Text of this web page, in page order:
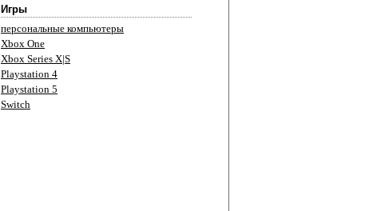
Игры
персональные компьютеры
Xbox One
Xbox Series X|S
Playstation 4
Playstation 5
Switch